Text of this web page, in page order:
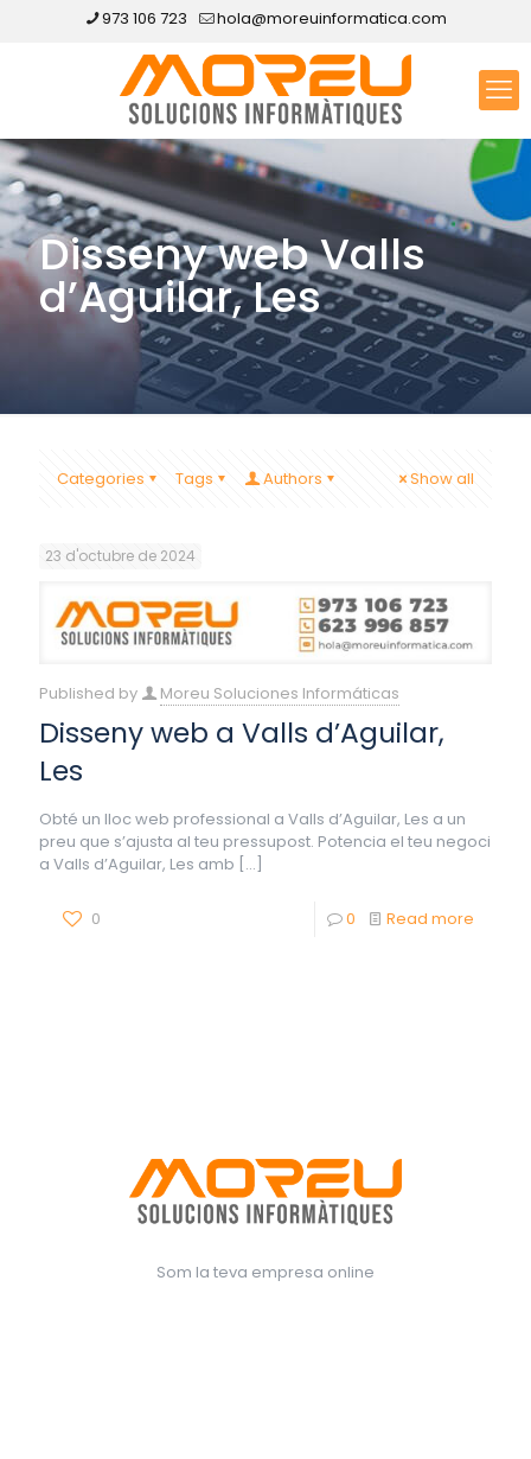
973 106 723 hola@moreuinformatica.com
Disseny web Valls
d’Aguilar, Les
Categories Tags Authors Show all
23 d'octubre de 2024
Published by Moreu Soluciones Informáticas
Disseny web a Valls d’Aguilar,
Les
Obté un lloc web professional a Valls d’Aguilar, Les a un
preu que s’ajusta al teu pressupost. Potencia el teu negoci
a Valls d’Aguilar, Les amb […]
0 0 Read more
Som la teva empresa online